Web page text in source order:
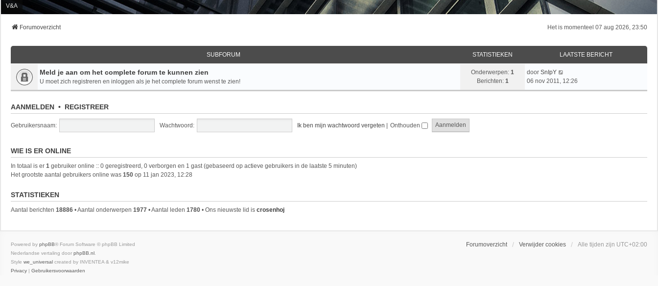
V&A
Het is momenteel 07 aug 2026, 23:50
Forumoverzicht
SUBFORUM STATISTIEKEN LAATSTE BERICHT
Meld je aan om het complete forum te kunnen zien
U moet zich registreren en inloggen als je het complete forum wenst te zien!
Onderwerpen: 1
Berichten: 1
door SnIpY
e
k
k
s
r
h
06 nov 2011, 12:26
AANMELDEN • REGISTREER
Gebruikersnaam: Wachtwoord: Ik ben mijn wachtwoord vergeten | Onthouden
WIE IS ER ONLINE
In totaal is er 1 gebruiker online :: 0 geregistreerd, 0 verborgen en 1 gast (gebaseerd op actieve gebruikers in de laatste 5 minuten)
Het grootste aantal gebruikers online was 150 op 11 jan 2023, 12:28
STATISTIEKEN
Aantal berichten 18886 • Aantal onderwerpen 1977 • Aantal leden 1780 • Ons nieuwste lid is crosenhoj
Forumoverzicht Verwijder cookies Alle tijden zijn UTC+02:00
Powered by phpBB® Forum Software © phpBB Limited
Nederlandse vertaling door phpBB.nl
Style we_universal created by INVENTEA & v12mike
Privacy | Gebruikersvoorwaarden